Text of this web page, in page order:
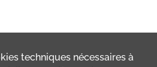
techniques nécessaires à